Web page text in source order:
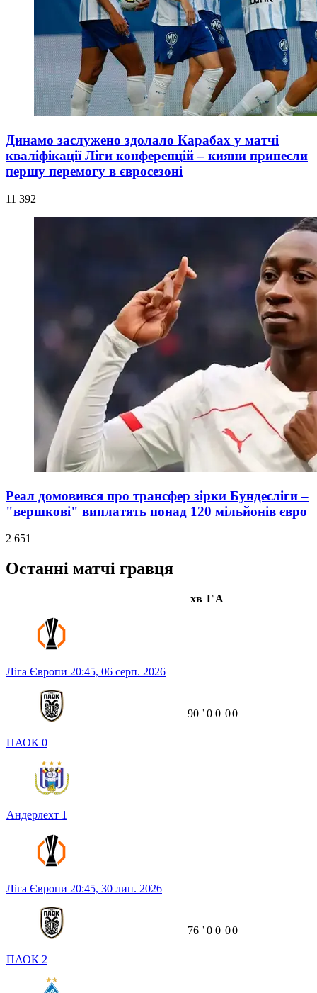
Динамо заслужено здолало Карабах у матчі
кваліфікації Ліги конференцій – кияни принесли
першу перемогу в євросезоні
11 392
Реал домовився про трансфер зірки Бундесліги –
"вершкові" виплатять понад 120 мільйонів євро
2 651
Останні матчі гравця
хв ГА
Ліга Європи 20:45, 06 серп. 2026
ПАОК 0
Андерлехт 1
90 ʼ0 0 00
Ліга Європи 20:45, 30 лип. 2026
ПАОК 2
76 ʼ0 0 00